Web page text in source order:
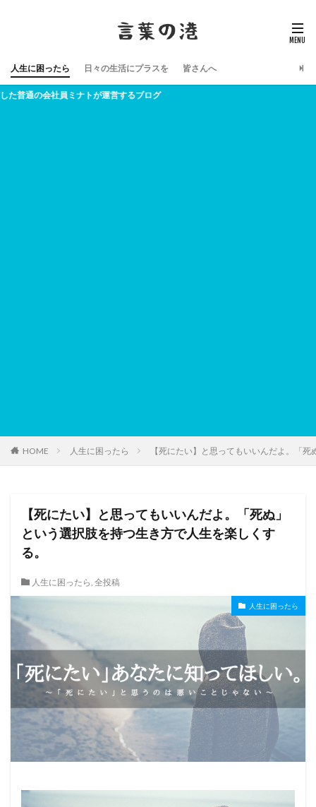
人生に困ったら 日々の生活にプラスを 皆さんへ
ミナトが運営するブログ
HOME 人生に困ったら 【死にたい】と思ってもいいんだよ。「
【死にたい】と思ってもいいんだよ。「死ぬ」
という選択肢を持つ生き方で人生を楽しくす
る。
人生に困ったら, 全投稿
人生に困ったら